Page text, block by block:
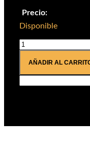
Precio:
Disponible
Hermanos
1999
cantidad
AÑADIR AL